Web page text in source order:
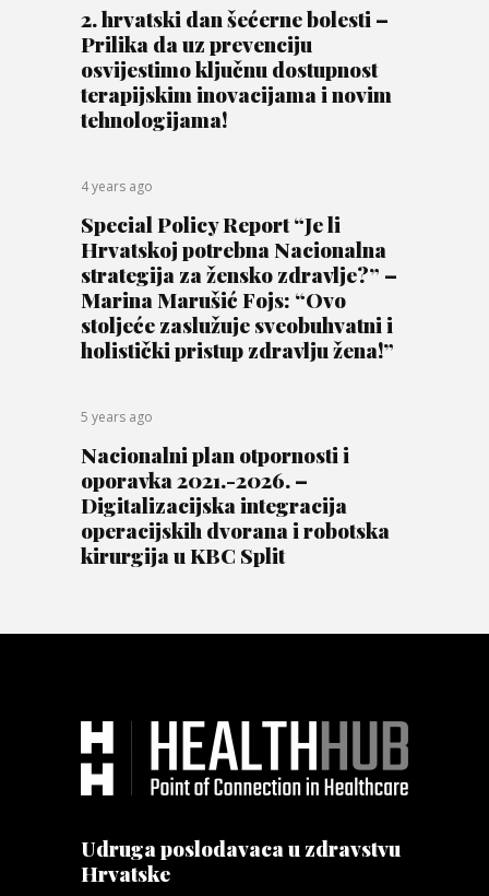
2. hrvatski dan šećerne bolesti –
Prilika da uz prevenciju
osvijestimo ključnu dostupnost
terapijskim inovacijama i novim
tehnologijama!
4 years ago
Special Policy Report “Je li
Hrvatskoj potrebna Nacionalna
strategija za žensko zdravlje?” –
Marina Marušić Fojs: “Ovo
stoljeće zaslužuje sveobuhvatni i
holistički pristup zdravlju žena!”
5 years ago
Nacionalni plan otpornosti i
oporavka 2021.-2026. –
Digitalizacijska integracija
operacijskih dvorana i robotska
kirurgija u KBC Split
Udruga poslodavaca u zdravstvu
Hrvatske